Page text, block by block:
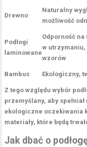
Drewno
Naturalny
możliwość
Podłogi
laminowane
Odporność na
w
wzorów
Bambus Ekologiczny,
Z tego względu wybór
przemyślany, aby
ekologiczne oczekiwania
materiały, które będą
Jak dbać o